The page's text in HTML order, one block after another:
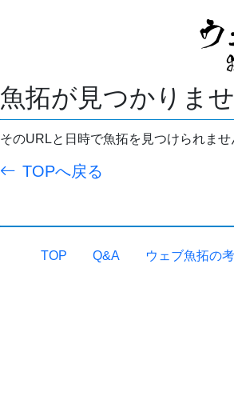
魚拓が見つかりませ
そのURLと日時で魚拓を見つけられませ
TOPへ戻る
TOP Q&A ウェブ魚拓の